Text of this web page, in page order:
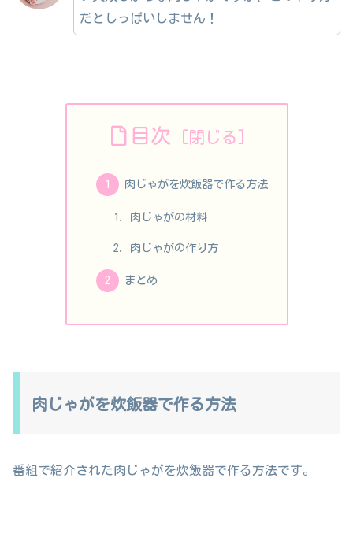
だとしっぱいしません！
目次
肉じゃがを炊飯器で作る方法
肉じゃがの材料
肉じゃがの作り方
まとめ
肉じゃがを炊飯器で作る方法
番組で紹介された肉じゃがを炊飯器で作る方法です。